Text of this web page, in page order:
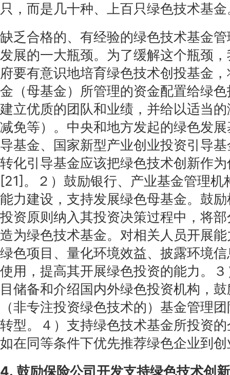
只，而是几十种、上百只绿色技术基
缺乏合格的、有经验的绿色技术基金
发展的一大瓶颈。为了缓解这个瓶颈
府要有意识地培育绿色技术创投基金
金（母基金）所管理的资金配置给绿
建立优质的团队和业绩，并给以适当
减免等）。中央和地方发起的绿色发
导基金、国家新型产业创业投资引导
转化引导基金应该把绿色技术创新作
[21]。２）鼓励银行、产业基金管理机
能力建设，支持发展绿色母基金。鼓
投资原则纳入其投资决策过程中，将
造为绿色技术基金。对相关人员开展
绿色项目、量化环境效益、披露环境
使用，提高其开展绿色投资的能力。
目储备和介绍国内外绿色投资机构，
（非专注投资绿色技术的）基金管理
转型。４）支持绿色技术基金所投资
如在同等条件下优先推荐绿色企业到
4. 鼓励保险公司开发支持绿色技术创